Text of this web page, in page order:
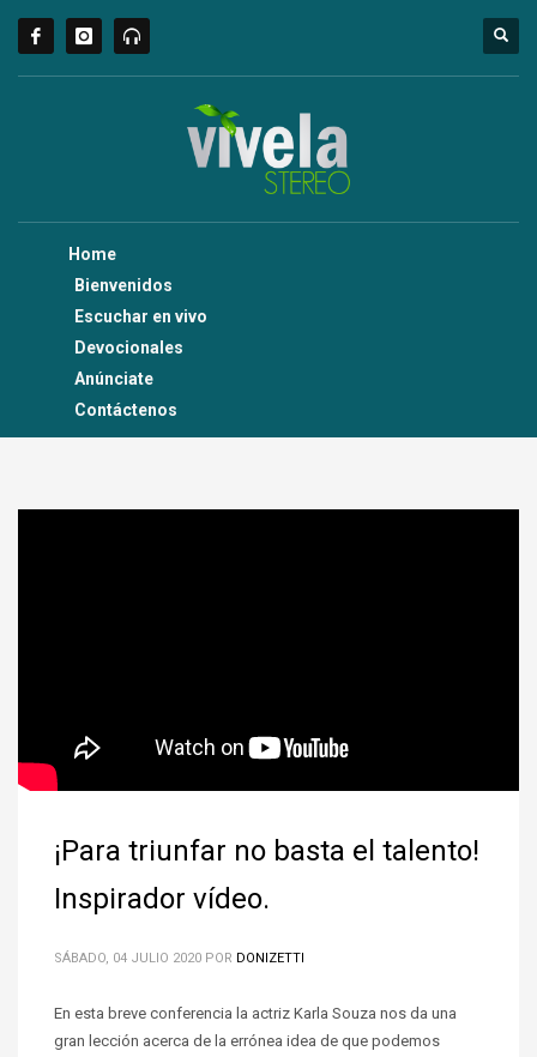
Home
Bienvenidos
Escuchar en vivo
Devocionales
Anúnciate
Contáctenos
¡Para triunfar no basta el talento!
Inspirador vídeo.
SÁBADO, 04 JULIO 2020 POR DONIZETTI
En esta breve conferencia la actriz Karla Souza nos da una
gran lección acerca de la errónea idea de que podemos